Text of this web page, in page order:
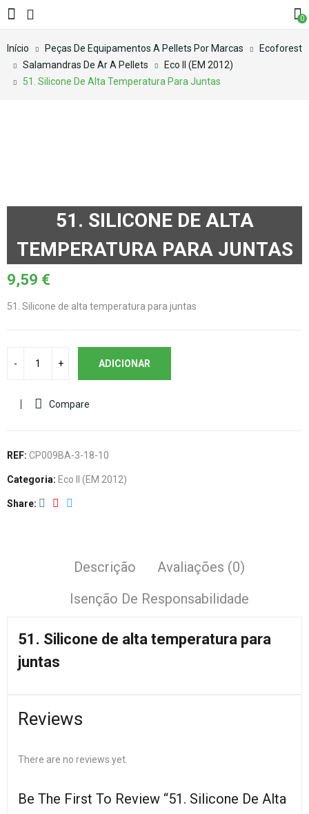
0
Início Peças De Equipamentos A Pellets Por Marcas
Ecoforest
Salamandras De Ar A Pellets
Eco II (EM 2012)
51. Silicone De Alta Temperatura Para Juntas
51. SILICONE DE ALTA
TEMPERATURA PARA JUNTAS
9,59 €
51. Silicone de alta temperatura para juntas
ADICIONAR
Compare
REF: CP009BA-3-18-10
Categoria: Eco II (EM 2012)
Share
Descrição
Avaliações (0)
Isenção De Responsabilidade
51. Silicone de alta temperatura para
juntas
Reviews
There are no reviews yet.
Be The First To Review “51. Silicone De Alta